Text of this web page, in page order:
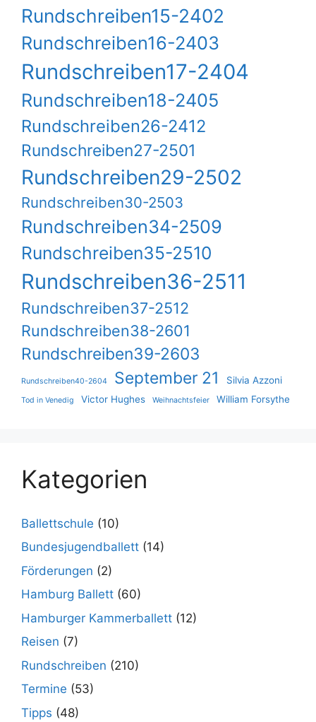
Rundschreiben15-2402
Rundschreiben16-2403
Rundschreiben17-2404
Rundschreiben18-2405
Rundschreiben26-2412
Rundschreiben27-2501
Rundschreiben29-2502
Rundschreiben30-2503
Rundschreiben34-2509
Rundschreiben35-2510
Rundschreiben36-2511
Rundschreiben37-2512
Rundschreiben38-2601
Rundschreiben39-2603
Rundschreiben40-2604 September 21 Silvia Azzoni
Tod in Venedig Victor Hughes Weihnachtsfeier William Forsythe
Kategorien
Ballettschule (10)
Bundesjugendballett (14)
Förderungen (2)
Hamburg Ballett (60)
Hamburger Kammerballett (12)
Reisen (7)
Rundschreiben (210)
Termine (53)
Tipps (48)